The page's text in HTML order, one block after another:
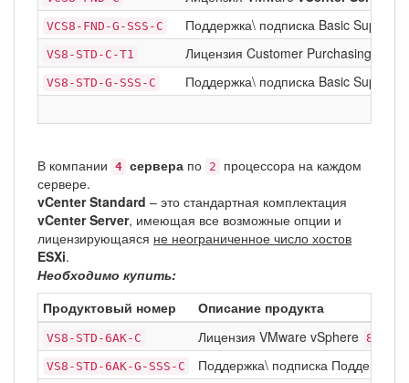
VCS8-FND-G-SSS-C Поддержка\ подписка Basic
VS8-STD-C-T1 Лицензия Customer Purchasing
VS8-STD-G-SSS-C Поддержка\ подписка Basic
В компании 4 сервера по 2
процессора на каждом
сервере.
vCenter Standard – это стандартная комплектация
vCenter Server, имеющая все возможные опции и
лицензирующаяся не неограниченное число хостов
ESXi.
Необходимо купить:
Продуктовый номер
Описание продукта
VS8-STD-6AK-C Лицензия VMware vSphere 8
VS8-STD-6AK-G-SSS-C Поддержка\ подписка